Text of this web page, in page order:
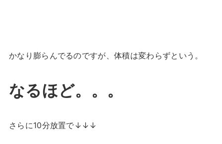
かなり膨らんでるのですが、体積は変わらずという。
なるほど。。。
さらに10分放置で↓↓↓